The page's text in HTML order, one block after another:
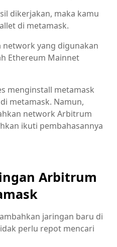
dikerjakan, maka kamu
di metamask.
network yang digunakan
Ethereum Mainnet
menginstall metamask
metamask. Namun,
network Arbitrum
ikuti pembahasannya
Arbitrum
jaringan baru di
perlu repot mencari